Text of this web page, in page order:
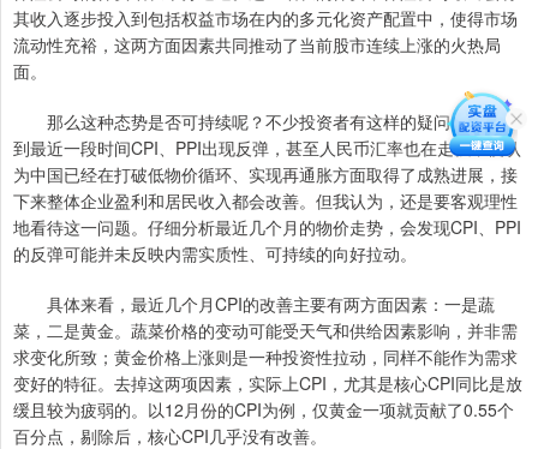
其收入逐步投入到包括权益市场在内的多元化资产配置中，使得市场
流动性充裕，这两方面因素共同推动了当前股市连续上涨的火热局
面。
那么这种态势是否可持续呢？不少投资者有这样的疑问。有人看
到最近一段时间CPI、PPI出现反弹，甚至人民币汇率也在走强，便认
为中国已经在打破低物价循环、实现再通胀方面取得了成熟进展，接
下来整体企业盈利和居民收入都会改善。但我认为，还是要客观理性
地看待这一问题。仔细分析最近几个月的物价走势，会发现CPI、PPI
的反弹可能并未反映内需实质性、可持续的向好拉动。
具体来看，最近几个月CPI的改善主要有两方面因素：一是蔬
菜，二是黄金。蔬菜价格的变动可能受天气和供给因素影响，并非需
求变化所致；黄金价格上涨则是一种投资性拉动，同样不能作为需求
变好的特征。去掉这两项因素，实际上CPI，尤其是核心CPI同比是放
缓且较为疲弱的。以12月份的CPI为例，仅黄金一项就贡献了0.55个
百分点，剔除后，核心CPI几乎没有改善。